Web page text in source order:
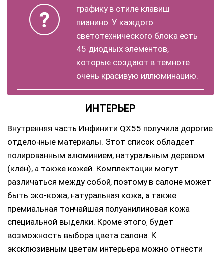
графику в стиле клавиш
пианино. У каждого
светотехнического блока есть
45 диодных элементов,
которые создают в темноте
очень красивую иллюминацию.
ИНТЕРЬЕР
Внутренняя часть Инфинити QX55 получила дорогие
отделочные материалы. Этот список обладает
полированным алюминием, натуральным деревом
(клён), а также кожей. Комплектации могут
различаться между собой, поэтому в салоне может
быть эко-кожа, натуральная кожа, а также
премиальная тончайшая полуанилиновая кожа
специальной выделки. Кроме этого, будет
возможность выбора цвета салона. К
эксклюзивным цветам интерьера можно отнести